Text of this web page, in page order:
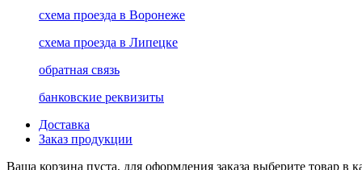
схема проезда в Воронеже
схема проезда в Липецке
обратная связь
банковские реквизиты
Доставка
Заказ продукции
Ваша корзина пуста, для оформления заказа выберите товар в